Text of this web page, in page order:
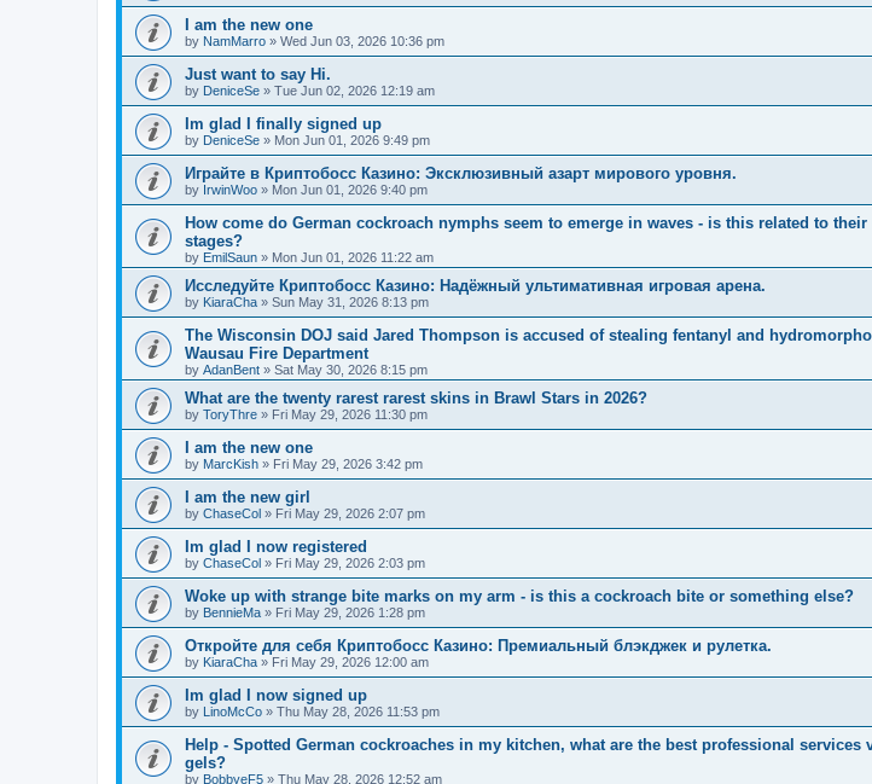
I am the new one
by NamMarro » Wed Jun 03, 2026 10:36 pm
Just want to say Hi.
by DeniceSe » Tue Jun 02, 2026 12:19 am
Im glad I finally signed up
by DeniceSe » Mon Jun 01, 2026 9:49 pm
Играйте в Криптобосс Казино: Эксклюзивный азарт мирового уровня.
by IrwinWoo » Mon Jun 01, 2026 9:40 pm
How come do German cockroach nymphs seem to emerge in waves - is this related to their
stages?
by EmilSaun » Mon Jun 01, 2026 11:22 am
Исследуйте Криптобосс Казино: Надёжный ультимативная игровая арена.
by KiaraCha » Sun May 31, 2026 8:13 pm
The Wisconsin DOJ said Jared Thompson is accused of stealing fentanyl and
Wausau Fire Department
by AdanBent » Sat May 30, 2026 8:15 pm
What are the twenty rarest rarest skins in Brawl Stars in 2026?
by ToryThre » Fri May 29, 2026 11:30 pm
I am the new one
by MarcKish » Fri May 29, 2026 3:42 pm
I am the new girl
by ChaseCol » Fri May 29, 2026 2:07 pm
Im glad I now registered
by ChaseCol » Fri May 29, 2026 2:03 pm
Woke up with strange bite marks on my arm - is this a cockroach bite or something else?
by BennieMa » Fri May 29, 2026 1:28 pm
Откройте для себя Криптобосс Казино: Премиальный блэкджек и рулетка.
by KiaraCha » Fri May 29, 2026 12:00 am
Im glad I now signed up
by LinoMcCo » Thu May 28, 2026 11:53 pm
Help - Spotted German cockroaches in my kitchen, what are the best professional services
gels?
by BobbyeF5 » Thu May 28, 2026 12:52 am